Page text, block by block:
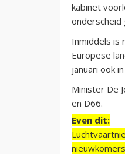
kabinet
onderscheid
Inmiddels is
Europese
januari ook
Minister De
en D66.
Even dit: